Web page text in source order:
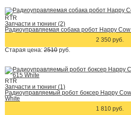
RTR
Запчасти и тюнинг (2)
Радиоуправляемая собака робот Happy
2 350 руб.
Старая цена: 2510 руб.
RTR
Запчасти и тюнинг (1)
Радиоуправляемый робот боксер Happy
White
1 810 руб.